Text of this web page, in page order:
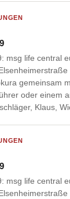
msg life central
gemeinsam
oder einem
Klaus,
msg life central